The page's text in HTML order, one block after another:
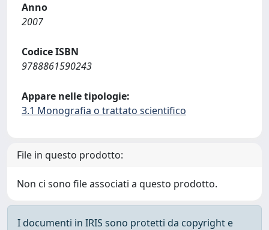
Anno
2007
Codice ISBN
9788861590243
Appare nelle tipologie:
3.1 Monografia o trattato scientifico
File in questo prodotto:
Non ci sono file associati a questo prodotto.
I documenti in IRIS sono protetti da copyright e